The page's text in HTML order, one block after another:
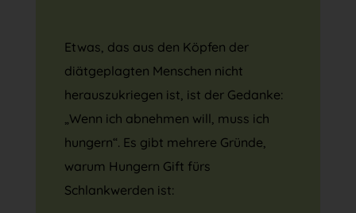
Etwas, das aus den Köpfen der
diätgeplagten Menschen nicht
herauszukriegen ist, ist der Gedanke:
„Wenn ich abnehmen will, muss ich
hungern“. Es gibt mehrere Gründe,
warum Hungern Gift fürs
Schlankwerden ist: